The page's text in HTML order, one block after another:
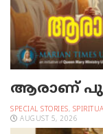
ആരാണ്
SPECIAL STORIES,
AUGUST 5, 2026